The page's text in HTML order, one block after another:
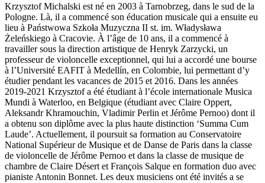
Krzysztof Michalski est né en 2003 à Tarnobrzeg, dans le sud de la
Pologne. Là, il a commencé son éducation musicale qui a ensuite eu
lieu à Państwowa Szkoła Muzyczna II st. im. Władysława
Żeleńskiego à Cracovie. À l’âge de 10 ans, il a commencé à
travailler sous la direction artistique de Henryk Zarzycki, un
professeur de violoncelle exceptionnel, qui lui a accordé une bourse
à l’Université EAFIT à Medellín, en Colombie, lui permettant d’y
étudier pendant les vacances de 2015 et 2016. Dans les années
2019-2021 Krzysztof a été étudiant à l’école internationale Musica
Mundi à Waterloo, en Belgique (étudiant avec Claire Oppert,
Aleksandr Khramouchin, Vladimir Perlin et Jérôme Pernoo) dont il
a obtenu son diplôme avec la plus haute distinction ‘Summa Cum
Laude’. Actuellement, il poursuit sa formation au Conservatoire
National Supérieur de Musique et de Danse de Paris dans la classe
de violoncelle de Jérôme Pernoo et dans la classe de musique de
chambre de Claire Désert et François Salque en formation duo avec
pianiste Antonin Bonnet. Les deux musiciens ont été invités a se